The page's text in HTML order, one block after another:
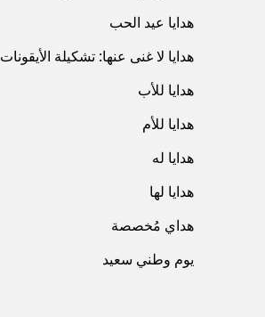
هدايا عيد الحب
هدايا لا غنى عنها: تشكيلة الأيقونات
هدايا للأب
هدايا للأم
هدايا له
هدايا لها
هداي مُخصصة
يوم وطني سعيد